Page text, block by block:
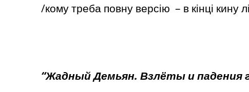
/кому треба повну версію – в кінці кину
“Жадный Демьян. Взлёты и падения